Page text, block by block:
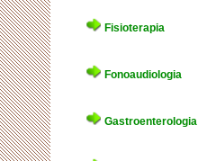
Fisioterapia
Fonoaudiologia
Gastroenterologia